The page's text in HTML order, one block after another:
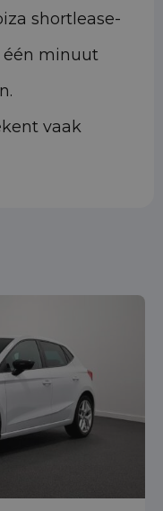
shortlease-
één minuut
vaak